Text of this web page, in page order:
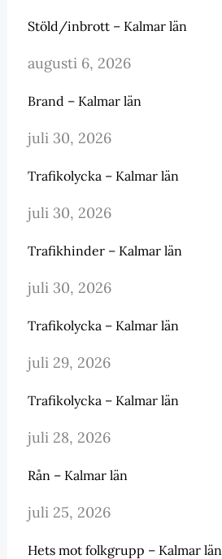
Stöld/inbrott – Kalmar län
augusti 6, 2026
Brand – Kalmar län
juli 30, 2026
Trafikolycka – Kalmar län
juli 30, 2026
Trafikhinder – Kalmar län
juli 30, 2026
Trafikolycka – Kalmar län
juli 29, 2026
Trafikolycka – Kalmar län
juli 28, 2026
Rån – Kalmar län
juli 25, 2026
Hets mot folkgrupp – Kalmar län